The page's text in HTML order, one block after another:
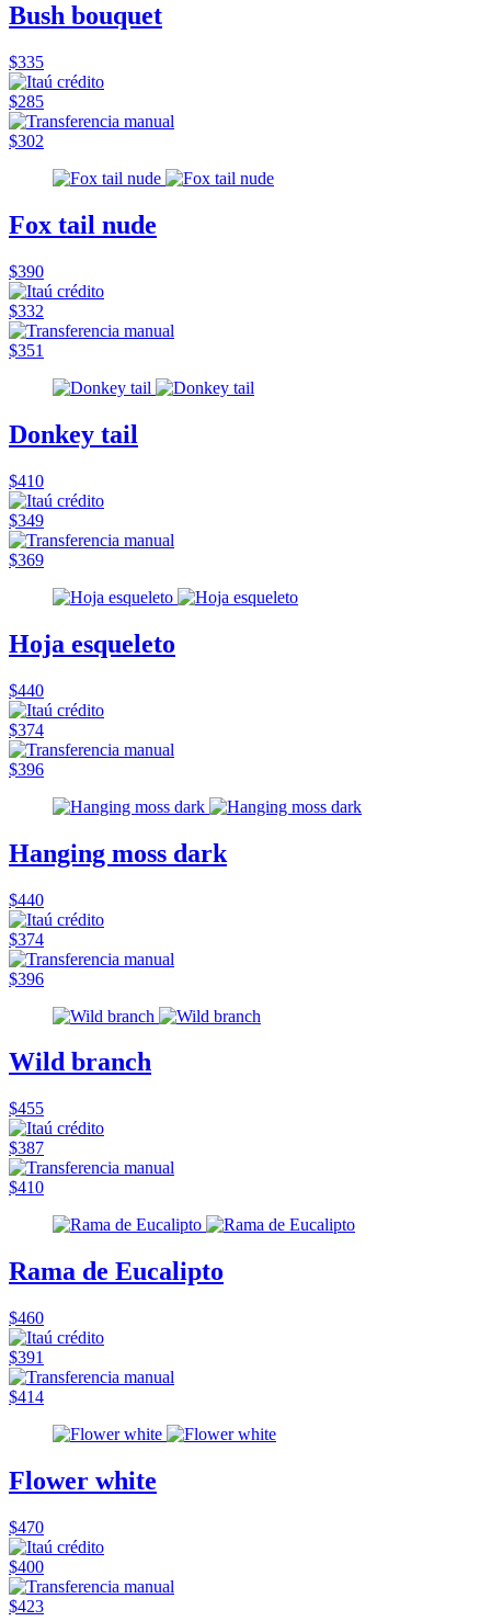
Bush bouquet
$335
$285
$302
Fox tail nude
$390
$332
$351
Donkey tail
$410
$349
$369
Hoja esqueleto
$440
$374
$396
Hanging moss dark
$440
$374
$396
Wild branch
$455
$387
$410
Rama de Eucalipto
$460
$391
$414
Flower white
$470
$400
$423